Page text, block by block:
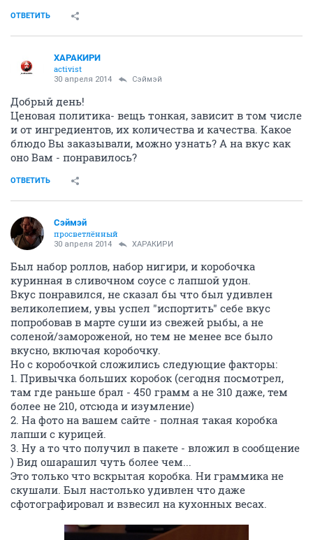
ОТВЕТИТЬ
ХАРАКИРИ
activist
30 апреля 2014 Сэймэй
Добрый день!
Ценовая политика- вещь тонкая, зависит в том числе
и от ингредиентов, их количества и качества. Какое
блюдо Вы заказывали, можно узнать? А на вкус как
оно Вам - понравилось?
ОТВЕТИТЬ
Сэймэй
просветлённый
30 апреля 2014 ХАРАКИРИ
Был набор роллов, набор нигири, и коробочка
куринная в сливочном соусе с лапшой удон.
Вкус понравился, не сказал бы что был удивлен
великолепием, увы успел "испортить" себе вкус
попробовав в марте суши из свежей рыбы, а не
соленой/замороженой, но тем не менее все было
вкусно, включая коробочку.
Но с коробочкой сложились следующие факторы:
1. Привычка больших коробок (сегодня посмотрел,
там где раньше брал - 450 грамм а не 310 даже, тем
более не 210, отсюда и изумление)
2. На фото на вашем сайте - полная такая коробка
лапши с курицей.
3. Ну а то что получил в пакете - вложил в сообщение
) Вид ошарашил чуть более чем...
Это только что вскрытая коробка. Ни граммика не
скушали. Был настолько удивлен что даже
сфотографировал и взвесил на кухонных весах.